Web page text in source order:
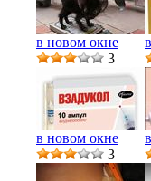
в новом окне
3
в новом окне
3